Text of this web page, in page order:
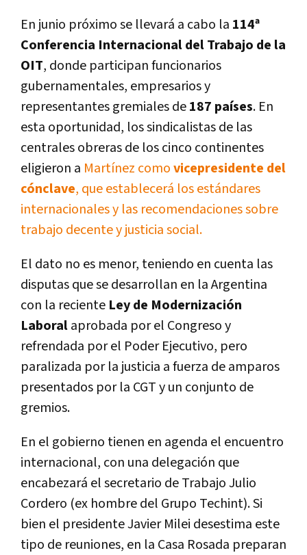
En junio próximo se llevará a cabo la 114ª
Conferencia Internacional del Trabajo de la
OIT, donde participan funcionarios
gubernamentales, empresarios y
representantes gremiales de187 países. En
esta oportunidad, los sindicalistas de las
centrales obreras de los cinco continentes
eligieron a Martínez comovicepresidente del
cónclave, que establecerá los estándares
internacionales y las recomendaciones sobre
trabajo decente y justicia social.
El dato no es menor, teniendo en cuenta las
disputas que se desarrollan en la Argentina
con la reciente Ley de Modernización
Laboralaprobada por el Congreso y
refrendada por el Poder Ejecutivo, pero
paralizada por la justicia a fuerza de amparos
presentados por la CGT y un conjunto de
gremios.
En el gobierno tienen en agenda el encuentro
internacional, con una delegación que
encabezará el secretario de Trabajo Julio
Cordero (ex hombre del Grupo Techint). Si
bien el presidente Javier Milei desestima este
tipo de reuniones, en la Casa Rosada preparan